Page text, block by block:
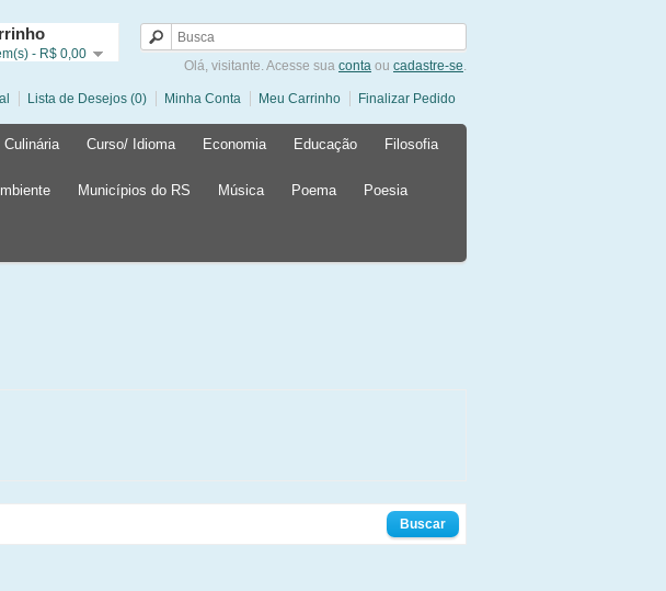
- R$ 0,00
Olá, visitante. Acesse sua conta ou cadastre-se.
Lista de Desejos (0) Minha Conta Meu Carrinho Finalizar Pedido
Culinária Curso/ Idioma Economia Educação Filosofia
Municípios do RS Música Poema Poesia